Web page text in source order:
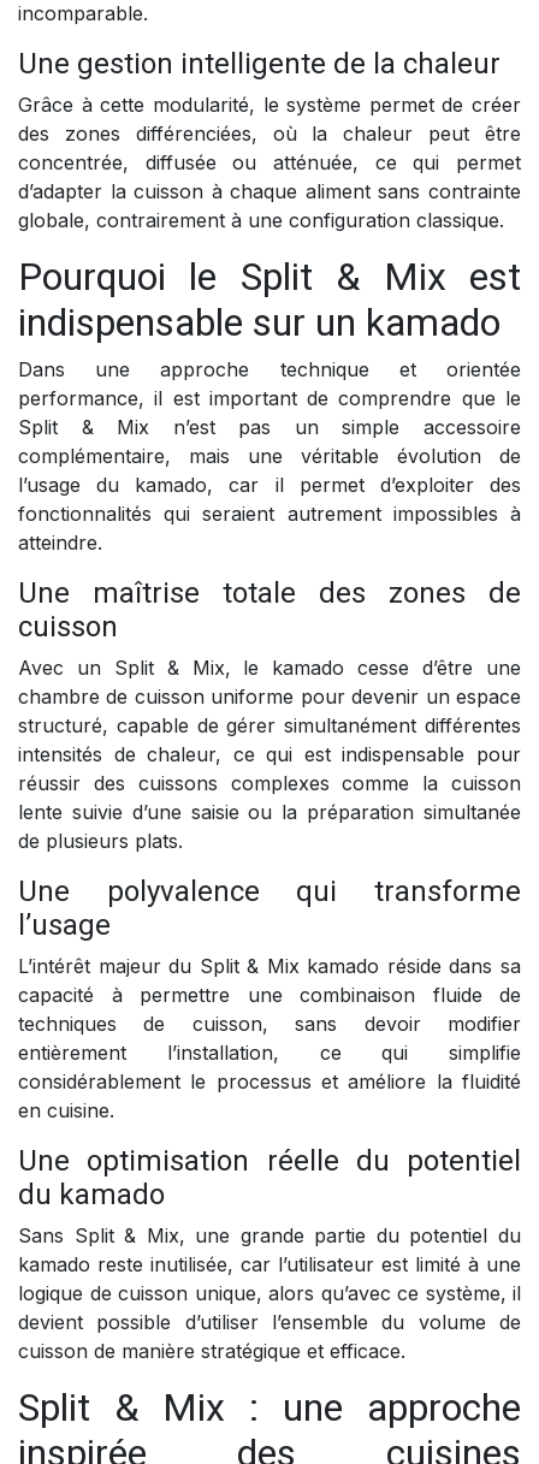
incomparable.
Une gestion intelligente de la chaleur
Grâce à cette modularité, le système permet de créer
des zones différenciées, où la chaleur peut être
concentrée, diffusée ou atténuée, ce qui permet
d’adapter la cuisson à chaque aliment sans contrainte
globale, contrairement à une configuration classique.
Pourquoi le Split & Mix est
indispensable sur un kamado
Dans une approche technique et orientée
performance, il est important de comprendre que le
Split & Mix n’est pas un simple accessoire
complémentaire, mais une véritable évolution de
l’usage du kamado, car il permet d’exploiter des
fonctionnalités qui seraient autrement impossibles à
atteindre.
Une maîtrise totale des zones de
cuisson
Avec un Split & Mix, le kamado cesse d’être une
chambre de cuisson uniforme pour devenir un espace
structuré, capable de gérer simultanément différentes
intensités de chaleur, ce qui est indispensable pour
réussir des cuissons complexes comme la cuisson
lente suivie d’une saisie ou la préparation simultanée
de plusieurs plats.
Une polyvalence qui transforme
l’usage
L’intérêt majeur du Split & Mix kamado réside dans sa
capacité à permettre une combinaison fluide de
techniques de cuisson, sans devoir modifier
entièrement l’installation, ce qui simplifie
considérablement le processus et améliore la fluidité
en cuisine.
Une optimisation réelle du potentiel
du kamado
Sans Split & Mix, une grande partie du potentiel du
kamado reste inutilisée, car l’utilisateur est limité à une
logique de cuisson unique, alors qu’avec ce système, il
devient possible d’utiliser l’ensemble du volume de
cuisson de manière stratégique et efficace.
Split & Mix : une approche
inspirée des cuisines